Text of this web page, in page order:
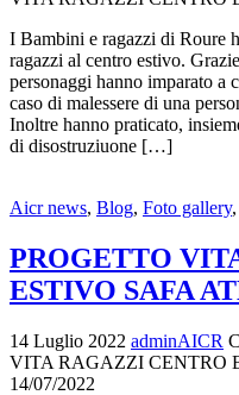
I Bambini e ragazzi di Roure
ragazzi al centro estivo.
personaggi hanno imparato a
caso di malessere di una
Inoltre hanno praticato,
di disostruziuone […]
Aicr news, Blog, Foto gallery,
PROGETTO
ESTIVO SAFA
14 Luglio 2022 adminAICR
VITA RAGAZZI CENTRO
14/07/2022